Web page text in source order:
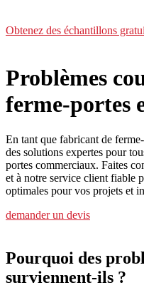
Obtenez des échantillons
Problèmes
ferme-portes
En tant que fabricant de
des solutions expertes pour
portes commerciaux. Faites
et à notre service client fiable
optimales pour vos projets et
demander un devis
Pourquoi des
surviennent-ils ?